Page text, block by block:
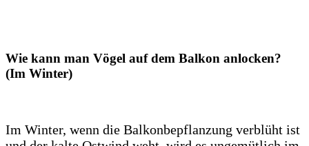
Wie kann man Vögel auf dem Balkon anlocken?
(Im Winter)
Im Winter, wenn die Balkonbepflanzung verblüht ist